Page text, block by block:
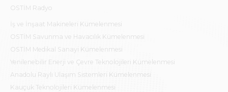
OSTİM Radyo
İş ve İnşaat Makineleri Kümelenmesi
OSTİM Savunma ve Havacılık Kümelenmesi
OSTİM Medikal Sanayi Kümelenmesi
Yenilenebilir Enerji ve Çevre Teknolojileri Kümelenmesi
Anadolu Raylı Ulaşım Sistemleri Kümelenmesi
Kauçuk Teknolojileri Kümelenmesi